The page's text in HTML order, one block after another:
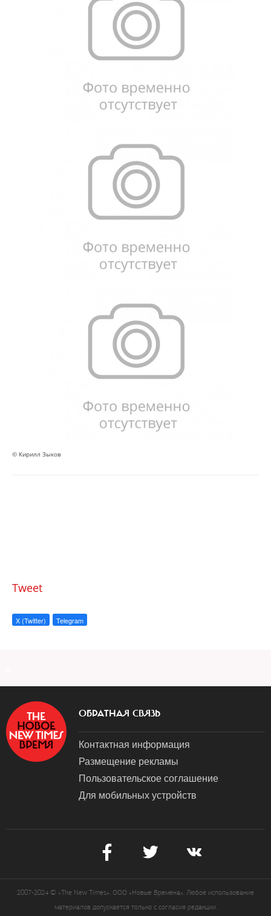
© Кирилл Зыков
Tweet
X (Twitter) Telegram
ОБРАТНАЯ СВЯЗЬ
Контактная информация
Размещение рекламы
Пользовательское соглашение
Для мобильных устройств
2007-2024 © «The New Times». ООО «Новые Времена». Любое использование
материалов допускается только с согласия редакции.